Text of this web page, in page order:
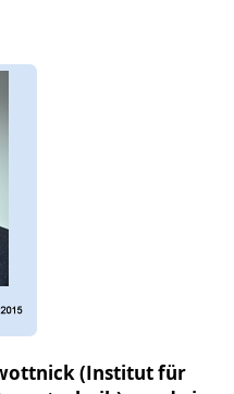
(Institut für